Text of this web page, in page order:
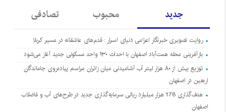
جدید محبوب تصادفی
روایت تصویری خبرنگار اعزامی دنیای اسرار : قدم‌های عاشقانه در مسیر کربلا
بازآفرینی محله همت‌آباد اصفهان با احداث ۱۳۰ واحد مسکونی جدید آغاز می‌شود
توزیع بیش از ۸۰ هزار لیتر آب آشامیدنی میان زائران مراسم پیاده‌روی جاماندگان
اربعین در اصفهان
هدف‌گذاری 178 هزار میلیارد ریالی سرمایه‌گذاری جدید در طرح‌های آب و فاضلاب
اصفهان